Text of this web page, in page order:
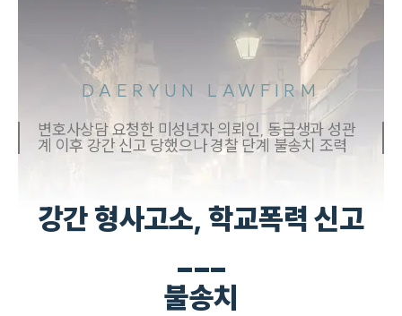
DAERYUN LAWFIRM
변호사상담 요청한 미성년자 의뢰인, 동급생과 성관
계 이후 강간 신고 당했으나 경찰 단계 불송치 조력
강간 형사고소, 학교폭력 신고
___
불송치